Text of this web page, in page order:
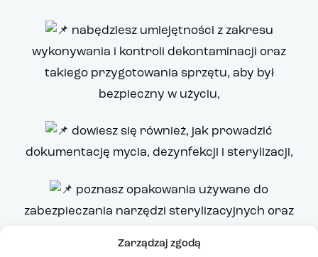
Zarządzaj zgodą
nabędziesz umiejętności z zakresu
wykonywania i kontroli dekontaminacji oraz
takiego przygotowania sprzętu, aby był
bezpieczny w użyciu,
dowiesz się również, jak prowadzić
dokumentację mycia, dezynfekcji i sterylizacji,
poznasz opakowania używane do
zabezpieczania narzędzi sterylizacyjnych oraz